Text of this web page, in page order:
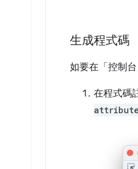
生成程式碼
如要在「控制
在程式碼